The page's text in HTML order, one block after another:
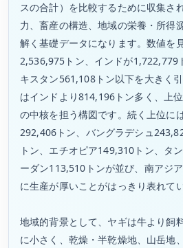
スの合計）を比較するために収集さ
力、畜産の構造、地域の栄養・所得
解く基礎データになります。数値を
2,536,975トン、インドが1,722,779
キスタン561,108トン以下を大きく
はインドより814,196トン多く、上
の中核を担う構図です。続く上位に
292,406トン、バングラデシュ
トン、エチオピア149,310トン、タ
ーダン113,510トンが並び、南アジ
に生産が厚いことがはっきり表れてい
地域的背景として、ヤギは牛より飼
に小さく、乾燥・半乾燥地、山岳地